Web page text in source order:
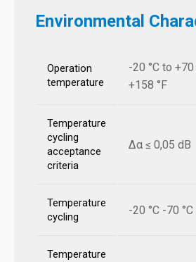
Environmental
Operation
temperature
-20 °C to
+158 °F
Temperature
cycling
acceptance
criteria
Δα ≤ 0,05 dB
Temperature
cycling
-20 °C -70
Temperature